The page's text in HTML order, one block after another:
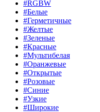
#RGBW
#Белые
#Герметичные
#Желтые
#Зеленые
#Красные
#Мультибелая
#Оранжевые
#Открытые
#Розовые
#Синие
#Узкие
#Широкие